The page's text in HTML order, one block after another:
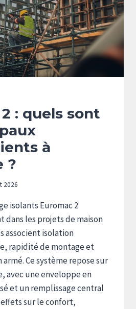
: quels sont
à
?
2026
isolants Euromac 2
dans les projets de maison
associent isolation
rapidité de montage et
Ce système repose sur
avec une enveloppe en
et un remplissage central
sur le confort,